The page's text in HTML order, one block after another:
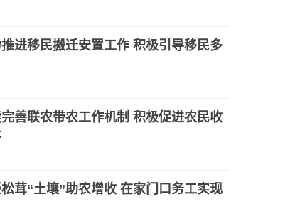
进移民搬迁安置工作 积极引导移民多
善联农带农工作机制 积极促进农民收
茸“土壤”助农增收 在家门口务工实现